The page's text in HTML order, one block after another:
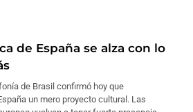
de España se alza con lo
de Brasil confirmó hoy que
un mero proyecto cultural. Las